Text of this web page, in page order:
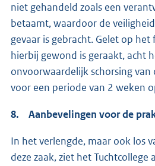
niet gehandeld zoals een
betaamt, waardoor de
gevaar is gebracht. Gelet op
hierbij gewond is geraakt, acht
onvoorwaardelijk schorsing van
voor een periode van 2 weken
8. Aanbevelingen voor de
In het verlengde, maar ook los
deze zaak, ziet het Tuchtcollege